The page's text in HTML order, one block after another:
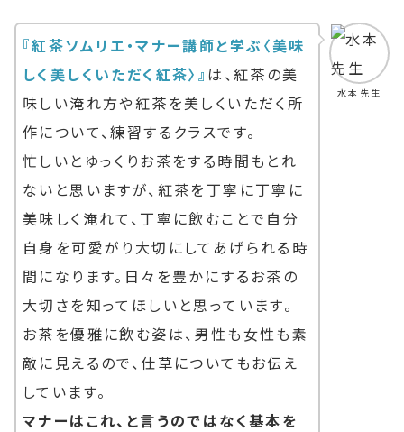
水本先生
『紅茶ソムリエ・マナー講師と学ぶ〈美味
しく美しくいただく紅茶〉』 は、紅茶の美
味しい淹れ方や紅茶を美しくいただく所
作について、練習するクラスです。
忙しいとゆっくりお茶をする時間もとれ
ないと思いますが、紅茶を丁寧に丁寧に
美味しく淹れて、丁寧に飲むことで自分
自身を可愛がり大切にしてあげられる時
間になります。日々を豊かにするお茶の
大切さを知ってほしいと思っています。
お茶を優雅に飲む姿は、男性も女性も素
敵に見えるので、仕草についてもお伝え
しています。
マナーはこれ、と言うのではなく基本を